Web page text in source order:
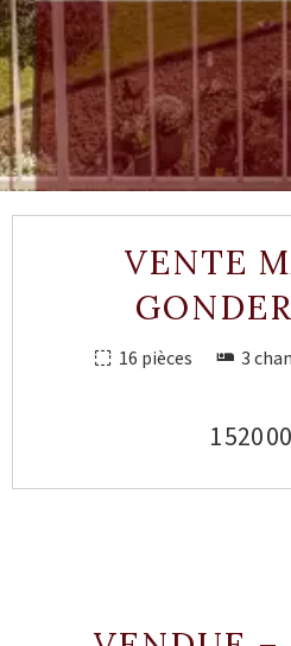
VENTE
16 pièces 3
1 520